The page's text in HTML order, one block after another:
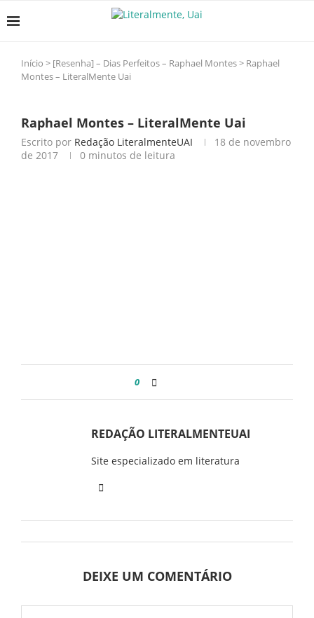
Início > [Resenha] – Dias Perfeitos – Raphael Montes> Raphael
Montes – LiteralMente Uai
Raphael Montes – LiteralMente Uai
Escrito por Redação LiteralmenteUAI
18 de novembro
de 2017
0 minutos de leitura
0
REDAÇÃO LITERALMENTEUAI
Site especializado em literatura
DEIXE UM COMENTÁRIO